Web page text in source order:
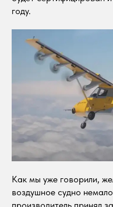
году.
Как мы уже говорили,
воздушное судно